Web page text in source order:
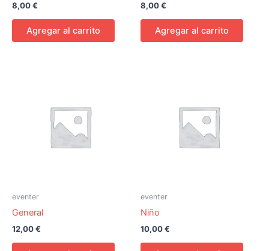
8,00€
Agregar al carrito
8,00€
Agregar al carrito
eventer
General
12,00€
eventer
Niño
10,00€